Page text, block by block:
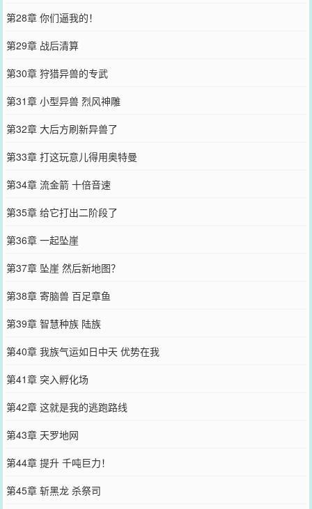
第28章 你们逼我的！
第29章 战后清算
第30章 狩猎异兽的专武
第31章 小型异兽 烈风神雕
第32章 大后方刷新异兽了
第33章 打这玩意儿得用奥特曼
第34章 流金箭 十倍音速
第35章 给它打出二阶段了
第36章 一起坠崖
第37章 坠崖 然后新地图？
第38章 寄脑兽 百足章鱼
第39章 智慧种族 陆族
第40章 我族气运如日中天 优势在我
第41章 突入孵化场
第42章 这就是我的逃跑路线
第43章 天罗地网
第44章 提升 千吨巨力！
第45章 斩黑龙 杀祭司